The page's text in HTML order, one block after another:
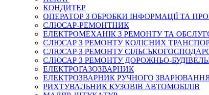
КОНДИТЕР
ОПЕРАТОР З ОБРОБКИ ІНФОРМАЦІЇ ТА
СЛЮСАР-РЕМОНТНИК
ЕЛЕКТРОМЕХАНІК З РЕМОНТУ ТА
СЛЮСАР З РЕМОНТУ КОЛІСНИХ
СЛЮСАР З РЕМОНТУ
СЛЮСАР З РЕМОНТУ ДОРОЖНЬО-
ЕЛЕКТРОГАЗОЗВАРНИК
ЕЛЕКТРОЗВАРНИК РУЧНОГО
РИХТУВАЛЬНИК КУЗОВІВ АВТОМОБІЛІВ